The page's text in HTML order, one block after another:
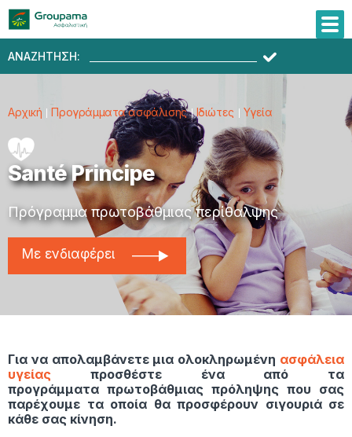
ΑΝΑΖΗΤΗΣΗ:
Αρχική Προγράμματα ασφάλισης Ιδιώτες Υγεία
Santé Principe
Πρόγραμμα πρωτοβάθμιας περίθαλψης
Με ενδιαφέρει
Για να απολαμβάνετε μια ολοκληρωμένη ασφάλεια
υγείας προσθέστε ένα από τα
προγράμματα πρωτοβάθμιας πρόληψης που σας
παρέχουμε τα οποία θα προσφέρουν σιγουριά σε
κάθε σας κίνηση.